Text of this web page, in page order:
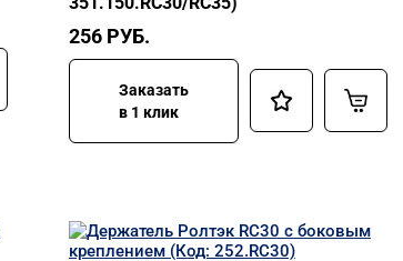
256 РУБ.
Заказать
в 1 клик